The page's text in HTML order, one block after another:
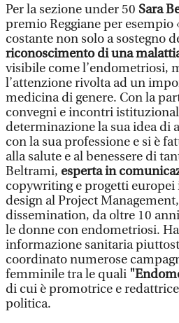
Per la sezione under 50 Sara
premio Reggiane per esempio
costante non solo a sostegno
riconoscimento di una
visibile come l’endometriosi,
l’attenzione rivolta ad un
medicina di genere. Con la
convegni e incontri
determinazione la sua idea di
con la sua professione e si è
alla salute e al benessere di
Beltrami, esperta in
copywriting e progetti
design al Project
dissemination, da oltre 10
le donne con endometriosi.
informazione sanitaria
coordinato numerose
femminile tra le quali
di cui è promotrice e
politica.